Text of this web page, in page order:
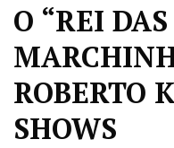
O “REI DAS
ROBERTO
SHOWS